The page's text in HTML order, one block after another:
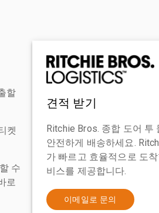
할
켓
수
로
견적 받기
Ritchie Bros. 종합 도어 투
안전하게 배송하세요.
가 빠르고 효율적으로 도
비스를 제공합니다.
이메일로 문의